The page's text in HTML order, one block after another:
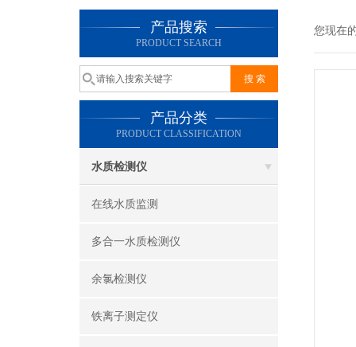
产品搜索
PRODUCT SEARCH
产品分类
PRODUCT CLASSIFICATION
水质检测仪
在线水质监测
多合一水质检测仪
余氯检测仪
铁离子测定仪
您现在